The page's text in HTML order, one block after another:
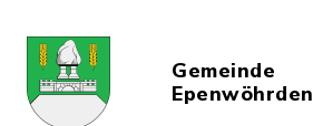
Gemeinde
Epenwöhrden